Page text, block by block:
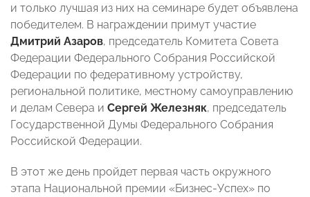
и только лучшая из них на семинаре будет объявлена
победителем. В награждении примут участие
Дмитрий Азаров, председатель Комитета Совета
Федерации Федерального Собрания Российской
Федерации по федеративному устройству,
региональной политике, местному самоуправлению
и делам Севера и Сергей Железняк, председатель
Государственной Думы Федерального Собрания
Российской Федерации.
В этот же день пройдет первая часть окружного
этапа Национальной премии «Бизнес-Успех» по